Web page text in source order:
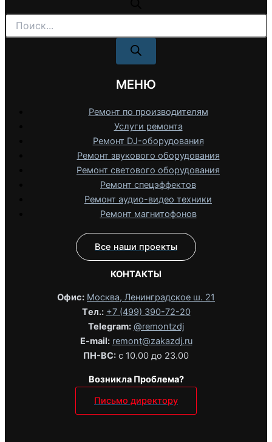
Поиск
товаров
МЕНЮ
Ремонт по производителям
Услуги ремонта
Ремонт DJ-оборудования
Ремонт звукового оборудования
Ремонт светового оборудования
Ремонт спецэффектов
Ремонт аудио-видео техники
Ремонт магнитофонов
Все наши проекты
КОНТАКТЫ
Офис: Москва, Ленинградское ш. 21
Tел.: +7 (499) 390-72-20
Telegram: @remontzdj‬
E-mail: remont@zakazdj.ru
ПН-ВС: с 10.00 до 23.00
Возникла Проблема?
Письмо директору